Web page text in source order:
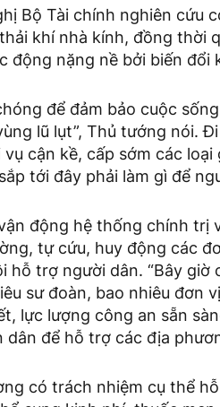
Bộ Tài chính nghiên cứu
khí nhà kính, đồng thời
động nặng nề bởi biến đổi
để đảm bảo cuộc
lũ lụt”, Thủ tướng nói.
cận kề, cấp sớm các
tới đây phải làm gì để
động hệ thống chính trị
tự cứu, huy động các
hỗ trợ người dân. “Bây
sư đoàn, bao nhiêu đơn
lực lượng công an sẵn
dân để hỗ trợ các địa
có trách nhiệm cụ thể